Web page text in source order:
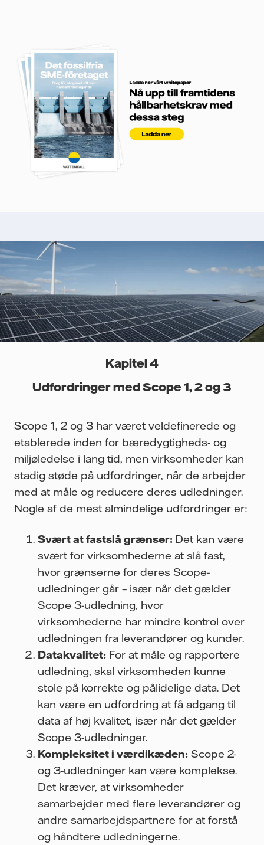
Kapitel 4
Udfordringer med Scope 1, 2 og 3
Scope 1, 2 og 3 har været veldefinerede og
etablerede inden for bæredygtigheds- og
miljøledelse i lang tid, men virksomheder kan
stadig støde på udfordringer, når de arbejder
med at måle og reducere deres udledninger.
Nogle af de mest almindelige udfordringer er:
Svært at fastslå grænser: Det kan være
svært for virksomhederne at slå fast,
hvor grænserne for deres Scope-
udledninger går – især når det gælder
Scope 3-udledning, hvor
virksomhederne har mindre kontrol over
udledningen fra leverandører og kunder.
Datakvalitet: For at måle og rapportere
udledning, skal virksomheden kunne
stole på korrekte og pålidelige data. Det
kan være en udfordring at få adgang til
data af høj kvalitet, især når det gælder
Scope 3-udledninger.
Kompleksitet i værdikæden: Scope 2-
og 3-udledninger kan være komplekse.
Det kræver, at virksomheder
samarbejder med flere leverandører og
andre samarbejdspartnere for at forstå
og håndtere udledningerne.